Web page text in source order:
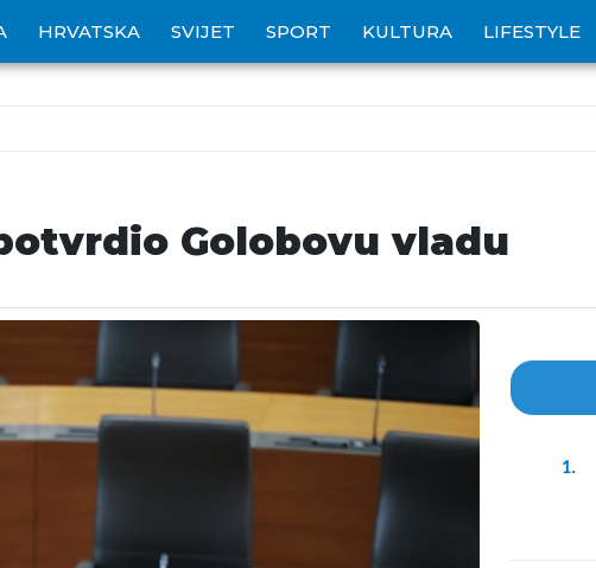
HRVATSKA SVIJET SPORT KULTURA LIFESTYLE
Golobovu vladu
1.